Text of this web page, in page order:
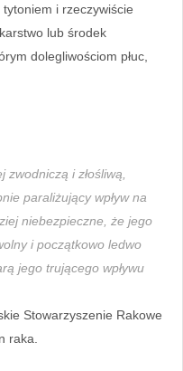
i rzeczywiście
lub środek
dolegliwościom płuc,
i złośliwą,
paraliżujący wpływ na
niebezpieczne, że jego
i początkowo ledwo
jego trującego wpływu
Stowarzyszenie Rakowe
raka.